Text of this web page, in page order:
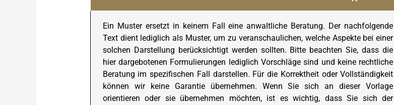
Ein Muster ersetzt in keinem Fall eine anwaltliche Beratung. Der nachfolgende
Text dient lediglich als Muster, um zu veranschaulichen, welche Aspekte bei einer
solchen Darstellung berücksichtigt werden sollten. Bitte beachten Sie, dass die
hier dargebotenen Formulierungen lediglich Vorschläge sind und keine rechtliche
Beratung im spezifischen Fall darstellen. Für die Korrektheit oder Vollständigkeit
können wir keine Garantie übernehmen. Wenn Sie sich an dieser Vorlage
orientieren oder sie übernehmen möchten, ist es wichtig, dass Sie sich der